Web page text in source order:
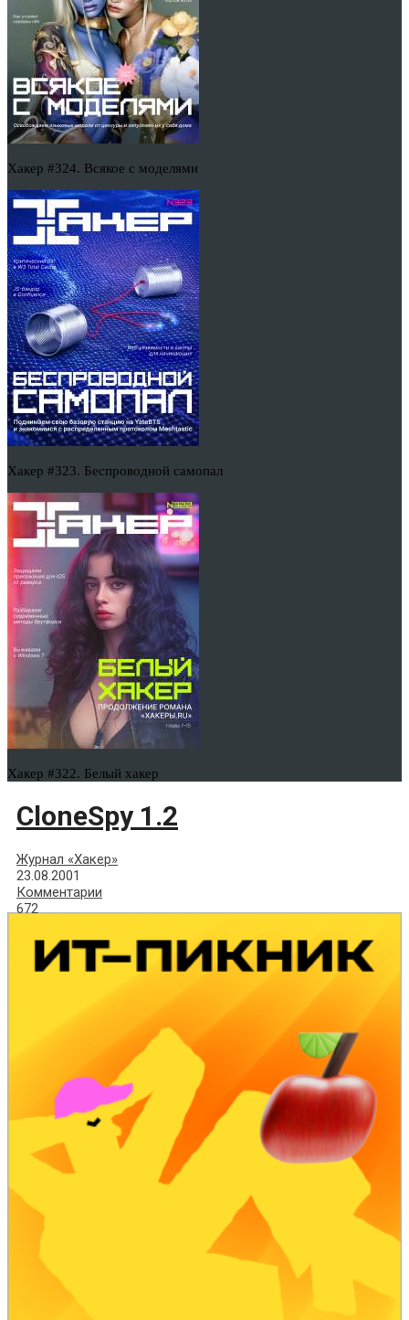
Хакер #324. Всякое с моделями
Хакер #323. Беспроводной самопал
Хакер #322. Белый хакер
CloneSpy 1.2
Журнал «Хакер»
23.08.2001
Комментарии
672